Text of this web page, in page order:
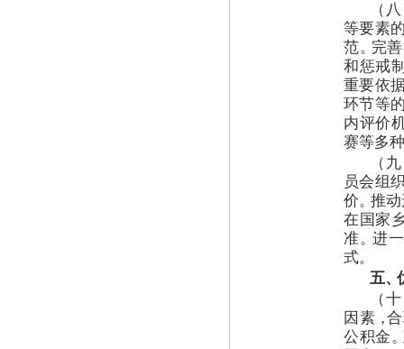
（ 八
等要素
范。 完
和惩戒
重要依
环节等
内评价
赛等多
（ 九
员会组
价。推
在国家
准。 进
式。
五、
（十
因素 ，
公积金。